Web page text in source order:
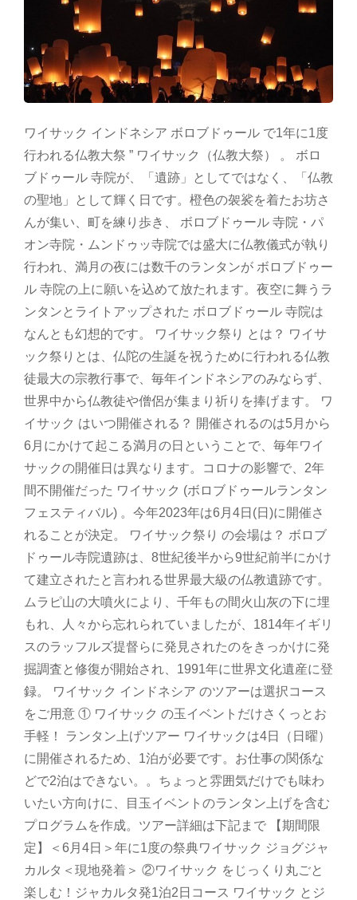
ワイサック インドネシア ボロブドゥール で1年に1度
行われる仏教大祭 ” ワイサック（仏教大祭） 。 ボロ
ブドゥール 寺院が、「遺跡」としてではなく、「仏教
の聖地」として輝く日です。橙色の袈裟を着たお坊さ
んが集い、町を練り歩き、 ボロブドゥール 寺院・パ
オン寺院・ムンドゥッ寺院では盛大に仏教儀式が執り
行われ、満月の夜には数千のランタンが ボロブドゥー
ル 寺院の上に願いを込めて放たれます。夜空に舞うラ
ンタンとライトアップされた ボロブドゥール 寺院は
なんとも幻想的です。 ワイサック祭り とは？ ワイサ
ック祭りとは、仏陀の生誕を祝うために行われる仏教
徒最大の宗教行事で、毎年インドネシアのみならず、
世界中から仏教徒や僧侶が集まり祈りを捧げます。 ワ
イサック はいつ開催される？ 開催されるのは5月から
6月にかけて起こる満月の日ということで、毎年ワイ
サックの開催日は異なります。コロナの影響で、2年
間不開催だった ワイサック (ボロブドゥールランタン
フェスティバル) 。今年2023年は6月4日(日)に開催さ
れることが決定。 ワイサック祭り の会場は？ ボロブ
ドゥール寺院遺跡は、8世紀後半から9世紀前半にかけ
て建立されたと言われる世界最大級の仏教遺跡です。
ムラピ山の大噴火により、千年もの間火山灰の下に埋
もれ、人々から忘れられていましたが、1814年イギリ
スのラッフルズ提督らに発見されたのをきっかけに発
掘調査と修復が開始され、1991年に世界文化遺産に登
録。 ワイサック インドネシア のツアーは選択コース
をご用意 ① ワイサック の玉イベントだけさくっとお
手軽！ ランタン上げツアー ワイサックは4日（日曜）
に開催されるため、1泊が必要です。お仕事の関係な
どで2泊はできない。。ちょっと雰囲気だけでも味わ
いたい方向けに、目玉イベントのランタン上げを含む
プログラムを作成。ツアー詳細は下記まで 【期間限
定】＜6月4日＞年に1度の祭典ワイサック ジョグジャ
カルタ＜現地発着＞ ②ワイサック をじっくり丸ごと
楽しむ！ジャカルタ発1泊2日コース ワイサック とジ